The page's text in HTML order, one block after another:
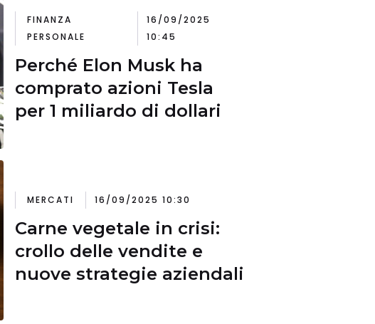
FINANZA
PERSONALE
16/09/2025
10:45
Perché Elon Musk ha
comprato azioni Tesla
per 1 miliardo di dollari
MERCATI 16/09/2025 10:30
Carne vegetale in crisi:
crollo delle vendite e
nuove strategie aziendali